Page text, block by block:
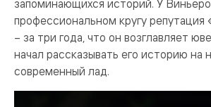
запоминающихся историй. У
профессиональном кругу репутация
– за три года, что он возглавляет
начал рассказывать его историю на
современный лад.